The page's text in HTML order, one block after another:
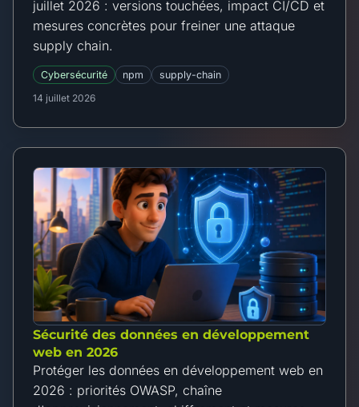
juillet 2026 : versions touchées, impact CI/CD et
mesures concrètes pour freiner une attaque
supply chain.
Cybersécurité npm
supply-chain
14 juillet 2026
Sécurité des données en développement
web en 2026
Protéger les données en développement web en
2026 : priorités OWASP, chaîne